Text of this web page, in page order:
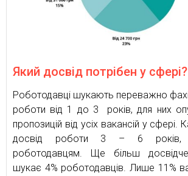
Який досвід потрібен у сфері?
Роботодавці шукають переважно
роботи від 1 до 3 років, для них
пропозицій від усіх вакансій у сфері.
досвід роботи 3 – 6 років,
роботодавцям. Ще більш
шукає 4% роботодавців. Лише 11%